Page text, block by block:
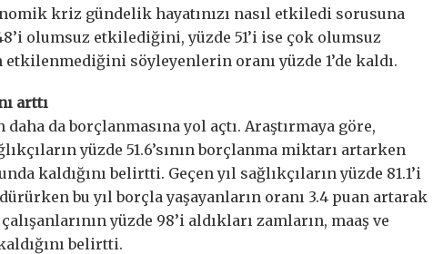
kriz gündelik hayatınızı nasıl etkiledi sorusuna
olumsuz etkilediğini, yüzde 51’i ise çok olumsuz
söyleyenlerin oranı yüzde 1’de kaldı.
arttı
da borçlanmasına yol açtı. Araştırmaya göre,
yüzde 51.6’sının borçlanma miktarı artarken
kaldığını belirtti. Geçen yıl sağlıkçıların yüzde 81.1’i
bu yıl borçla yaşayanların oranı 3.4 puan artarak
yüzde 98’i aldıkları zamların, maaş ve
belirtti.